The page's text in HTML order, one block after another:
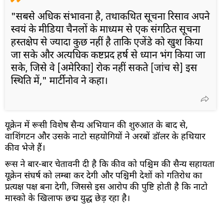
"सबसे अधिक संभावना है, तथाकथित सूचना रिसाव अपने
स्वयं के मीडिया चैनलों के माध्यम से एक संगठित सूचना
हस्तक्षेप से ज्यादा कुछ नहीं है ताकि एजेंडे को खुश किया
जा सके और अत्यधिक कष्टप्रद हर्ष से ध्यान भंग किया जा
सके, जिसे वे [अमेरिका] रोक नहीं सकते [जांच से] इस
स्थिति में," मार्टीनोव ने कहा।
यूक्रेन में रूसी विशेष सैन्य अभियान की शुरुआत के बाद से,
वाशिंगटन और उसके नाटो सहयोगियों ने अरबों डॉलर के हथियार
कीव भेजे हैं।
रूस ने बार-बार चेतावनी दी है कि कीव को पश्चिम की सैन्य सहायता
यूक्रेन संघर्ष को लम्बा कर देगी और पश्चिमी देशों को गतिरोध का
प्रत्यक्ष पक्ष बना देगी, जिससे इस आरोप की पुष्टि होती है कि नाटो
मास्को के खिलाफ छद्म युद्ध छेड़ रहा है।